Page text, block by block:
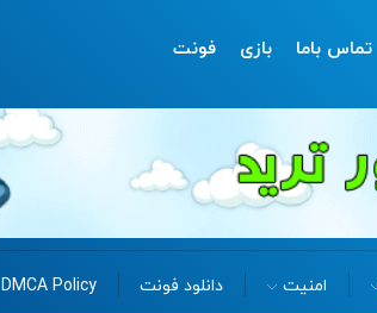
تماس باما بازی فونت
امنیت دانلود فونت DMCA Policy